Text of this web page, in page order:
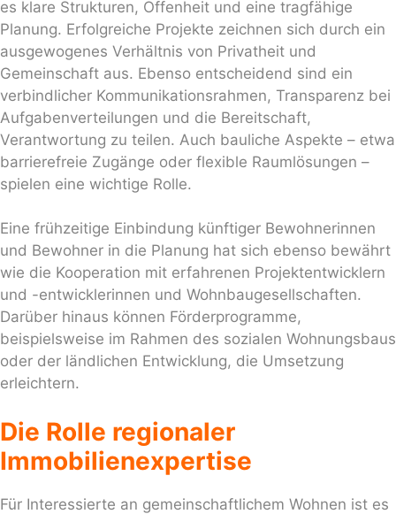
es klare Strukturen, Offenheit und eine tragfähige
Planung. Erfolgreiche Projekte zeichnen sich durch ein
ausgewogenes Verhältnis von Privatheit und
Gemeinschaft aus. Ebenso entscheidend sind ein
verbindlicher Kommunikationsrahmen, Transparenz bei
Aufgabenverteilungen und die Bereitschaft,
Verantwortung zu teilen. Auch bauliche Aspekte – etwa
barrierefreie Zugänge oder flexible Raumlösungen –
spielen eine wichtige Rolle.
Eine frühzeitige Einbindung künftiger Bewohnerinnen
und Bewohner in die Planung hat sich ebenso bewährt
wie die Kooperation mit erfahrenen Projektentwicklern
und -entwicklerinnen und Wohnbaugesellschaften.
Darüber hinaus können Förderprogramme,
beispielsweise im Rahmen des sozialen Wohnungsbaus
oder der ländlichen Entwicklung, die Umsetzung
erleichtern.
Die Rolle regionaler
Immobilienexpertise
Für Interessierte an gemeinschaftlichem Wohnen ist es